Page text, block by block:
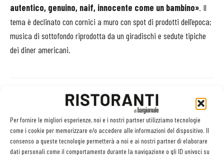
Per fornire le migliori esperienze, noi e i nostri partner utilizziamo tecnologie
come i cookie per memorizzare e/o accedere alle informazioni del dispositivo. Il
consenso a queste tecnologie permetterà a noi e ai nostri partner di elaborare
dati personali come il comportamento durante la navigazione o gli ID univoci su
autentico, genuino, naif, innocente come un bambino». Il
tema è declinato con cornici a muro con spot di prodotti dell’epoca;
musica di sottofondo riprodotta da un giradischi e sedute tipiche
dei diner americani.